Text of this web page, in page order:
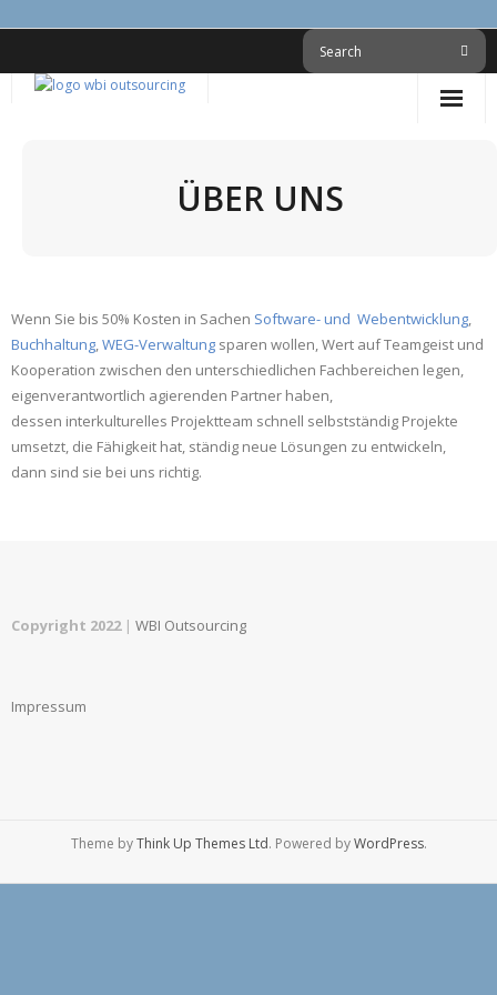
content
ÜBER UNS
Wenn Sie bis 50% Kosten in Sachen Software- und Webentwicklung,
Buchhaltung,WEG-Verwaltung sparen wollen, Wert auf Teamgeist und
Kooperation zwischen den unterschiedlichen Fachbereichen legen,
eigenverantwortlich agierenden Partner haben,
dessen interkulturelles Projektteam schnell selbstständig Projekte
umsetzt, die Fähigkeit hat, ständig neue Lösungen zu entwickeln,
dann sind sie bei uns richtig.
Copyright 2022| WBI Outsourcing
Impressum
Theme byThink Up Themes Ltd. Powered byWordPress.